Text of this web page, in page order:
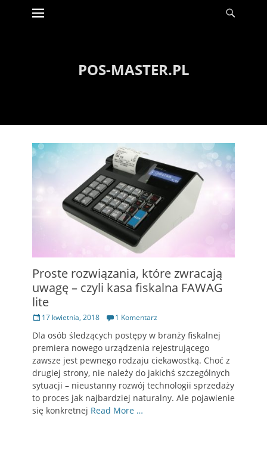
Wyświetl
zawartość
Menu
POS-MASTER.PL
Proste rozwiązania, które zwracają
uwagę – czyli kasa fiskalna FAWAG
lite
Opublikowano
17 kwietnia, 2018 1 Komentarz
Dla osób śledzących postępy w branży fiskalnej
premiera nowego urządzenia rejestrującego
zawsze jest pewnego rodzaju ciekawostką. Choć z
drugiej strony, nie należy do jakichś szczególnych
sytuacji – nieustanny rozwój technologii sprzedaży
to proces jak najbardziej naturalny. Ale pojawienie
się konkretnej Read More …